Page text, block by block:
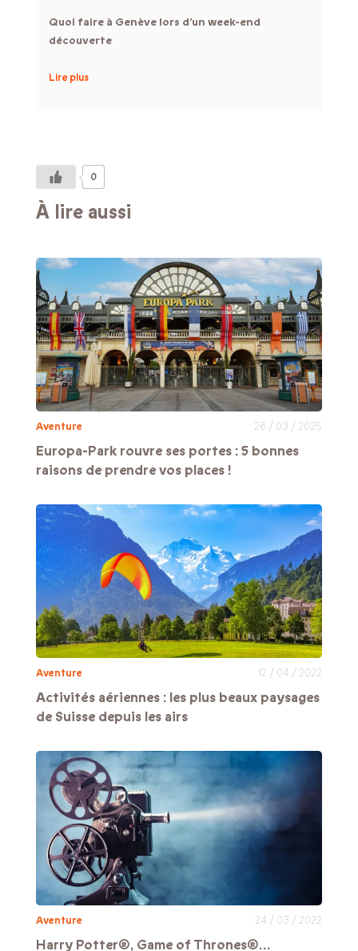
Quoi faire à Genève lors d’un week-end
découverte
Lire plus
0
À lire aussi
Aventure 26 / 03 / 2025
Europa-Park rouvre ses portes : 5 bonnes
raisons de prendre vos places !
Aventure 12 / 04 / 2022
Activités aériennes : les plus beaux paysages
de Suisse depuis les airs
Aventure 24 / 03 / 2022
Harry Potter®, Game of Thrones®…